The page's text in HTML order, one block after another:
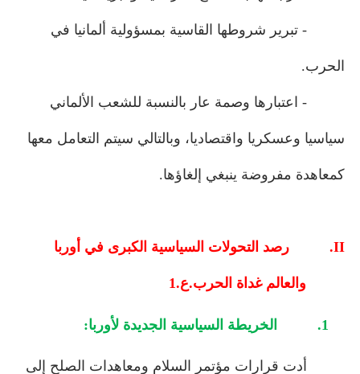
- تبرير شروطها القاسية بمسؤولية ألمانيا في
الحرب.
- اعتبارها وصمة عار بالنسبة للشعب الألماني
سياسيا وعسكريا واقتصاديا، وبالتالي سيتم التعامل معها
كمعاهدة مفروضة ينبغي إلغاؤها.
II. رصد التحولات السياسية الكبرى في أوربا
والعالم غداة الحرب.ع.1
1. الخريطة السياسية الجديدة لأوربا:
أدت قرارات مؤتمر السلام ومعاهدات الصلح إلى